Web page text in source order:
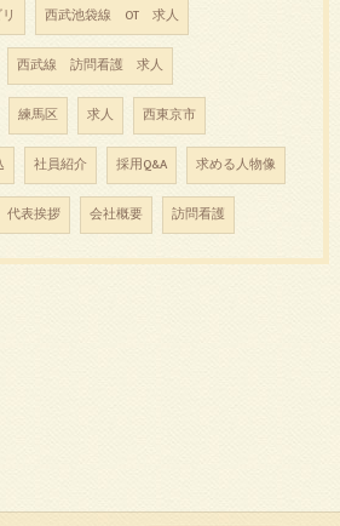
西武池袋線 OT 求人
西武線 訪問看護 求人
練馬区 求人 西東京市
社員紹介 採用Q&A 求める人物像
代表挨拶 会社概要 訪問看護